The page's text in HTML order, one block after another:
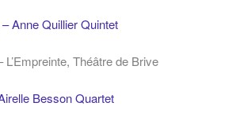
Anne Quillier Quintet
L’Empreinte, Théâtre de Brive
Besson Quartet